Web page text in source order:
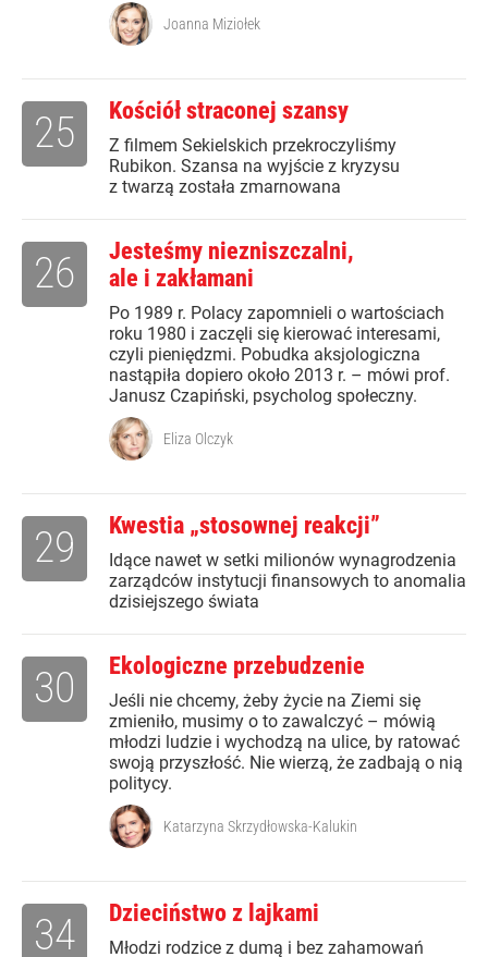
Joanna Miziołek
Kościół straconej szansy
Z filmem Sekielskich przekroczyliśmy
Rubikon. Szansa na wyjście z kryzysu
z twarzą została zmarnowana
25
Jesteśmy niezniszczalni,
ale i zakłamani
Po 1989 r. Polacy zapomnieli o wartościach
roku 1980 i zaczęli się kierować interesami,
czyli pieniędzmi. Pobudka aksjologiczna
nastąpiła dopiero około 2013 r. – mówi prof.
Janusz Czapiński, psycholog społeczny.
26
Eliza Olczyk
Kwestia „stosownej reakcji”
Idące nawet w setki milionów wynagrodzenia
zarządców instytucji finansowych to anomalia
dzisiejszego świata
29
Ekologiczne przebudzenie
Jeśli nie chcemy, żeby życie na Ziemi się
zmieniło, musimy o to zawalczyć – mówią
młodzi ludzie i wychodzą na ulice, by ratować
swoją przyszłość. Nie wierzą, że zadbają o nią
politycy.
30
Katarzyna Skrzydłowska-Kalukin
Dzieciństwo z lajkami
Młodzi rodzice z dumą i bez zahamowań
34